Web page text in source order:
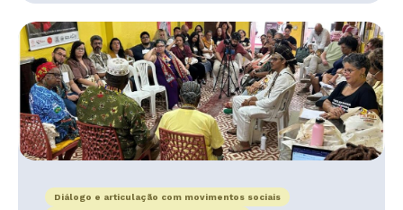
Diálogo e articulação com movimentos sociais